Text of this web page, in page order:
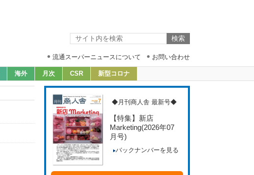
流通スーパーニュースについて お問い合わせ
海外 月次 CSR 新型コロナ
◆月刊商人舎 最新号◆
【特集】新店
Marketing(2026年07
月号)
バックナンバーを見る